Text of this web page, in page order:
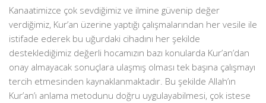
Kanaatimizce çok sevdiğimiz ve ilmine güvenip değer
verdiğimiz, Kur’an üzerine yaptığı çalışmalarından her vesile ile
istifade ederek bu uğurdaki cihadını her şekilde
desteklediğimiz değerli hocamızın bazı konularda Kur’an’dan
onay almayacak sonuçlara ulaşmış olması tek başına çalışmayı
tercih etmesinden kaynaklanmaktadır. Bu şekilde Allah’ın
Kur’an’ı anlama metodunu doğru uygulayabilmesi, çok istese